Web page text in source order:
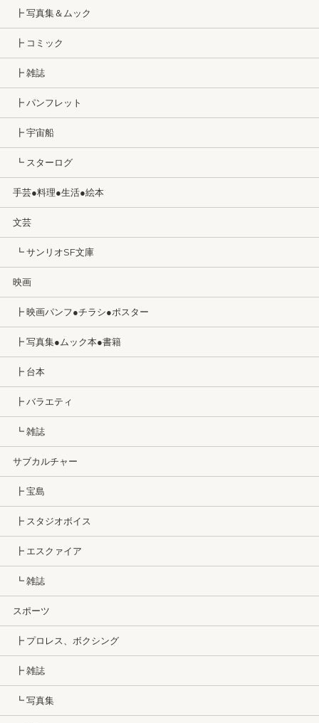
┣ 写真集＆ムック
┣ コミック
┣ 雑誌
┣ パンフレット
┣ 宇宙船
┗ スターログ
手芸●料理●生活●絵本
文芸
┗ サンリオSF文庫
映画
┣ 映画パンフ●チラシ●ポスター
┣ 写真集●ムック本●書籍
┣ 台本
┣ バラエティ
┗ 雑誌
サブカルチャー
┣ 宝島
┣ スタジオボイス
┣ エスクァイア
┗ 雑誌
スポーツ
┣ プロレス、ボクシング
┣ 雑誌
┗ 写真集